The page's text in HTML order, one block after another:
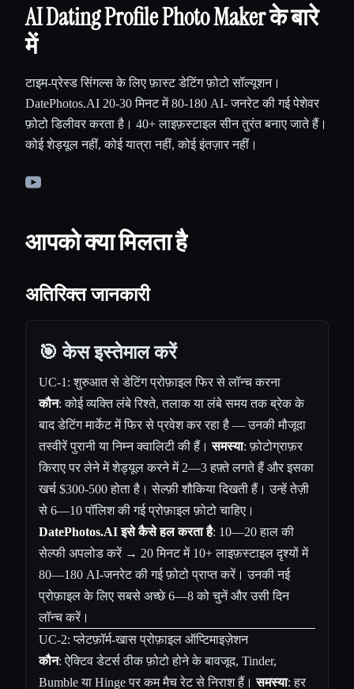
AI Dating Profile Photo Maker के बारे
में
टाइम-प्रेस्ड सिंगल्स के लिए फ़ास्ट डेटिंग फ़ोटो सॉल्यूशन।
DatePhotos.AI 20-30 मिनट में 80-180 AI- जनरेट की गई पेशेवर
फ़ोटो डिलीवर करता है। 40+ लाइफ़स्टाइल सीन तुरंत बनाए जाते हैं।
कोई शेड्यूल नहीं, कोई यात्रा नहीं, कोई इंतज़ार नहीं।
आपको क्या मिलता है
अतिरिक्त जानकारी
🎯 केस इस्तेमाल करें
UC-1: शुरुआत से डेटिंग प्रोफ़ाइल फिर से लॉन्च करना
कौन: कोई व्यक्ति लंबे रिश्ते, तलाक या लंबे समय तक ब्रेक के
बाद डेटिंग मार्केट में फिर से प्रवेश कर रहा है — उनकी मौजूदा
तस्वीरें पुरानी या निम्न क्वालिटी की हैं।समस्या: फ़ोटोग्राफ़र
किराए पर लेने में शेड्यूल करने में 2—3 हफ़्ते लगते हैं और इसका
खर्च $300-500 होता है। सेल्फ़ी शौकिया दिखती हैं। उन्हें तेज़ी
से 6—10 पॉलिश की गई प्रोफ़ाइल फ़ोटो चाहिए।
DatePhotos.AI इसे कैसे हल करता है: 10—20 हाल की
सेल्फी अपलोड करें → 20 मिनट में 10+ लाइफ़स्टाइल दृश्यों में
80—180 AI-जनरेट की गई फ़ोटो प्राप्त करें। उनकी नई
प्रोफ़ाइल के लिए सबसे अच्छे 6—8 को चुनें और उसी दिन
लॉन्च करें।
UC-2: प्लेटफ़ॉर्म-खास प्रोफ़ाइल ऑप्टिमाइज़ेशन
कौन: ऐक्टिव डेटर्स ठीक फ़ोटो होने के बावजूद, Tinder,
Bumble या Hinge पर कम मैच रेट से निराश हैं।समस्या: हर